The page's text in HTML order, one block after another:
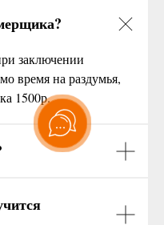
заключении
время на раздумья,
1500р.